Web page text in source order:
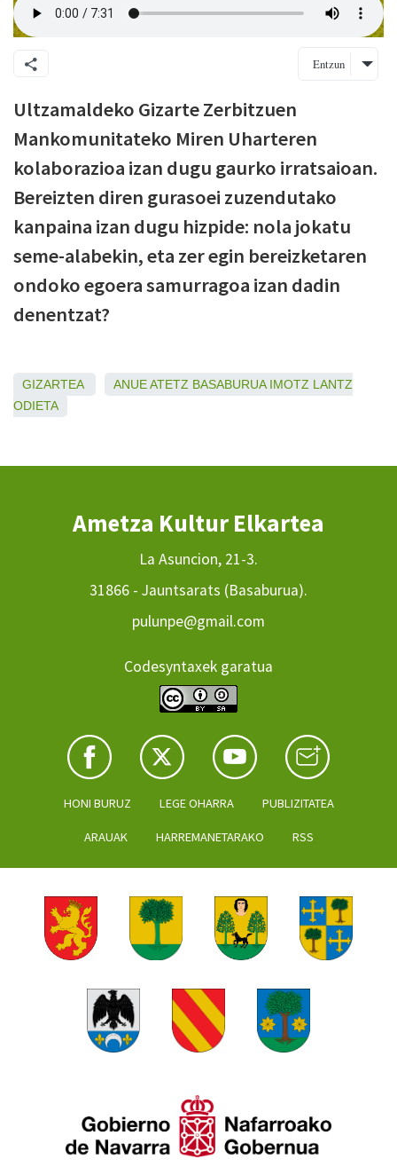
Entzun
Ultzamaldeko Gizarte Zerbitzuen
Mankomunitateko Miren Uharteren
kolaborazioa izan dugu gaurko irratsaioan.
Bereizten diren gurasoei zuzendutako
kanpaina izan dugu hizpide: nola jokatu
seme-alabekin, eta zer egin bereizketaren
ondoko egoera samurragoa izan dadin
denentzat?
GIZARTEA ANUEATETZ BASABURUA IMOTZ LANTZ
ODIETA
Ametza Kultur Elkartea
La Asuncion, 21-3.
31866 - Jauntsarats (Basaburua).
pulunpe@gmail.com
Codesyntaxek garatua
HONI BURUZ LEGE OHARRA PUBLIZITATEA
ARAUAK HARREMANETARAKO RSS